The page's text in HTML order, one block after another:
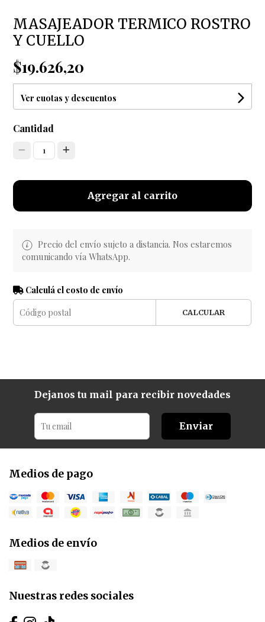
MASAJEADOR TERMICO ROSTRO
Y CUELLO
$19.626,20
Ver cuotas y descuentos
Cantidad
1
Agregar al carrito
Precio del envío sujeto a distancia. Nos estaremos
comunicando vía WhatsApp.
Calculá el costo de envío
CALCULAR
Dejanos tu mail para recibir novedades
Enviar
Medios de pago
Medios de envío
Nuestras redes sociales